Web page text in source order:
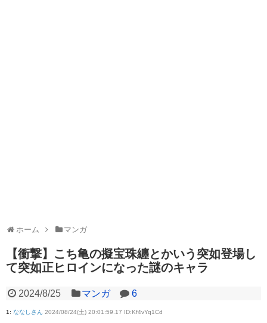
ホーム マンガ
【衝撃】こち亀の擬宝珠纏とかいう突如登場し
て突如正ヒロインになった謎のキャラ
2024/8/25 マンガ 6
1: ななしさん 2024/08/24(土) 20:01:59.17 ID:Kf4vYq1Cd